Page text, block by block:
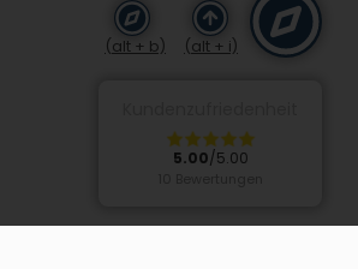
(alt + b) (alt + i)
5.00/5.00